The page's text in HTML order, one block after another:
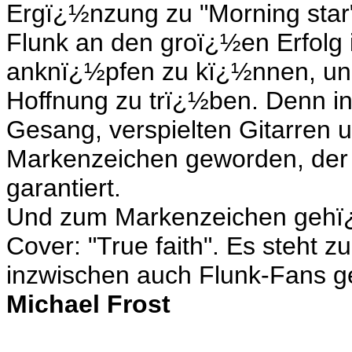
Ergï¿½nzung zu "Morning
Flunk an den groï¿½en Erfolg
anknï¿½pfen zu kï¿½nnen,
Hoffnung zu trï¿½ben. Denn
Gesang, verspielten Gitarren
Markenzeichen geworden,
garantiert.
Und zum Markenzeichen
Cover: "True faith". Es steht
inzwischen auch Flunk-Fans
Michael Frost